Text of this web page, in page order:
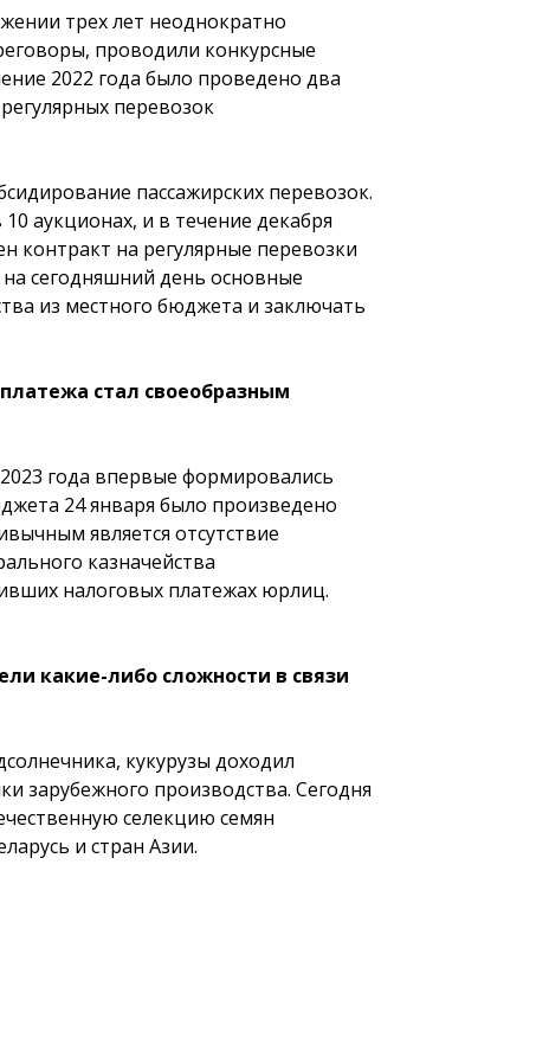
трех лет неоднократно
проводили конкурсные
2022 года было проведено два
перевозок
пассажирских перевозок.
аукционах, и в течение декабря
контракт на регулярные перевозки
сегодняшний день основные
из местного бюджета и заключать
стал своеобразным
года впервые формировались
24 января было произведено
является отсутствие
казначейства
налоговых платежах юрлиц.
какие-либо сложности в связи
кукурузы доходил
зарубежного производства. Сегодня
селекцию семян
и стран Азии.